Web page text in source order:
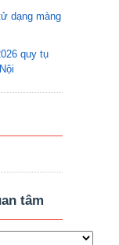
dạng màng
quy tụ
tâm